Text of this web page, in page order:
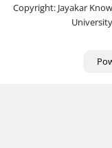
Copyright: Jayakar